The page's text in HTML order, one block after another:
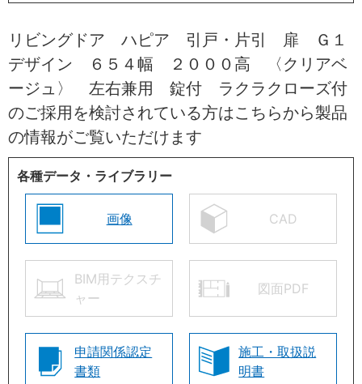
リビングドア ハピア 引戸・片引 扉 Ｇ１
デザイン ６５４幅 ２０００高 〈クリアベ
ージュ〉 左右兼用 錠付 ラクラクローズ付
のご採用を検討されている方はこちらから製品
の情報がご覧いただけます
各種データ・ライブラリー
画像 CAD
BIM用テクスチ
ャー
図面PDF
申請関係認定
書類
施工・取扱説
明書